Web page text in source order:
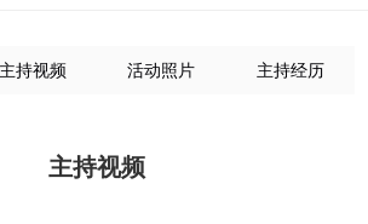
主持视频 活动照片 主持经历
主持视频